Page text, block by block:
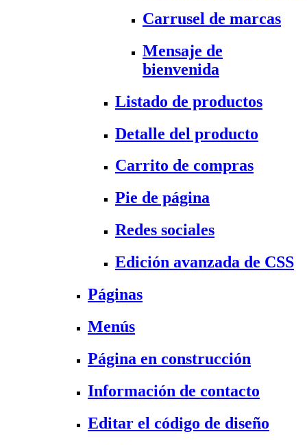
Carrusel de marcas
Mensaje de
bienvenida
Listado de productos
Detalle del producto
Carrito de compras
Pie de página
Redes sociales
Edición avanzada de CSS
Páginas
Menús
Página en construcción
Información de contacto
Editar el código de diseño